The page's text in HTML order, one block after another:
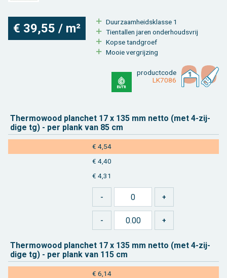
€ 39,55 / m²
Duur­zaam­heids­klas­se 1
Tien­tal­len jaren on­der­houds­vrij
Kopse tand­groef
Mooie ver­grij­zing
product­code
LK7086
Ther­mo­wood plan­chet 17 x 135 mm netto (met 4-zij­
di­ge tg) - per plank van 85 cm
€ 4,54
€ 4,40
€ 4,31
Ther­mo­wood plan­chet 17 x 135 mm netto (met 4-zij­
di­ge tg) - per plank van 115 cm
€ 6,14